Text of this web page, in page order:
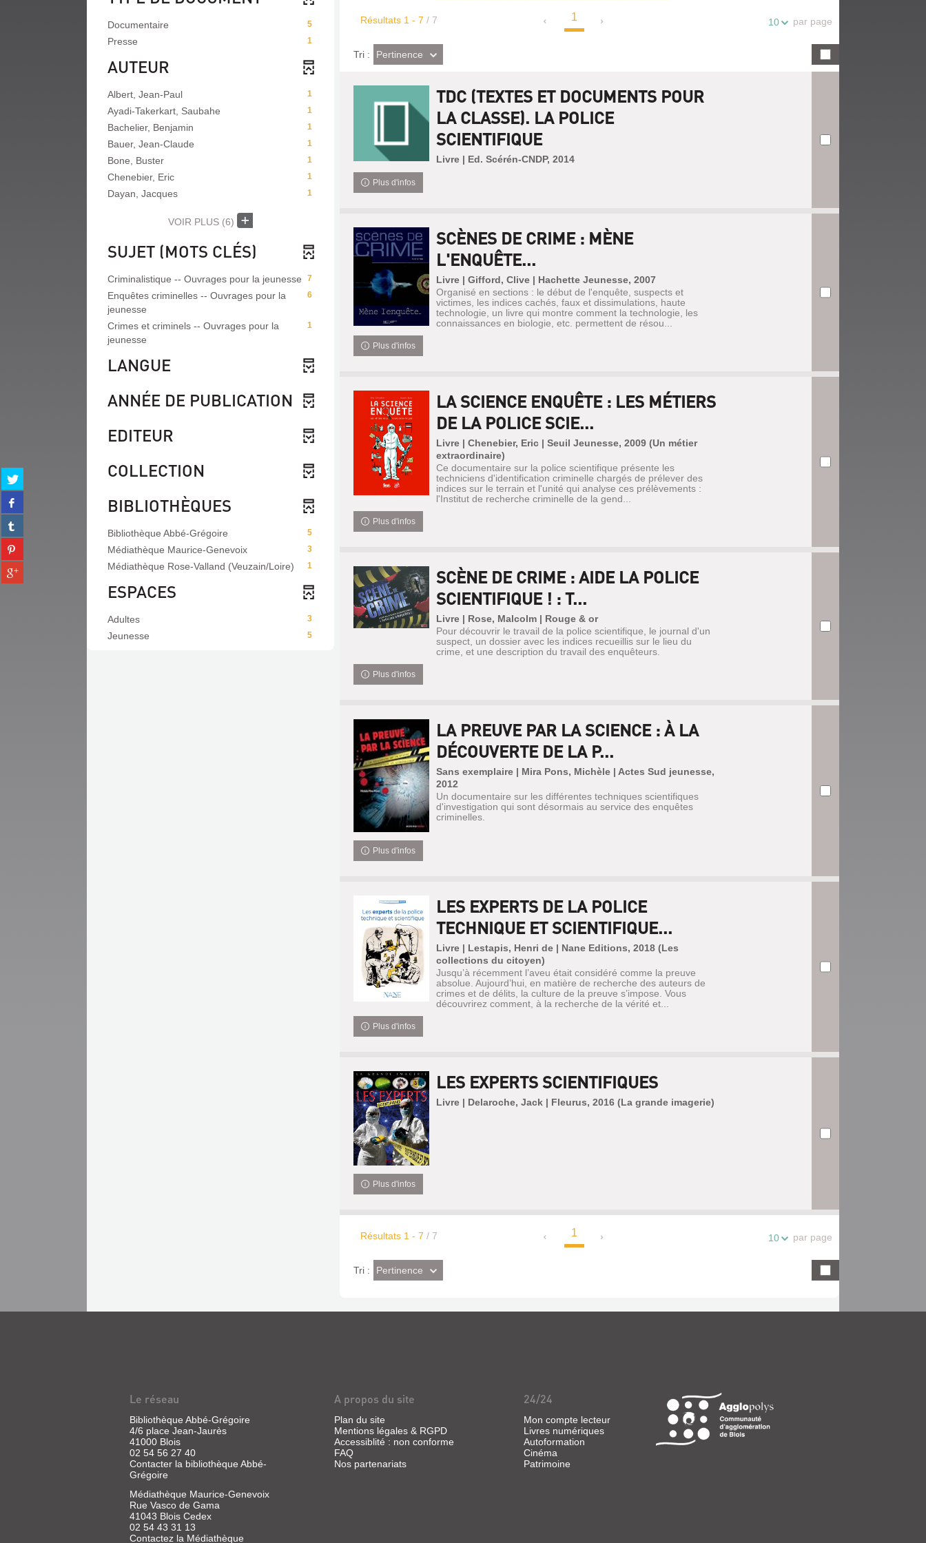
Partager
sur
twitter
(Nouvelle
fenêtre)
Partager
sur
facebook
(Nouvelle
fenêtre)
Partager
sur
tumblr
(Nouvelle
fenêtre)
Partager
sur
pinterest
(Nouvelle
Partager
sur
Résultats 1 - 7 / 7 1 10 par page
Tri :(Effet
imédiat)
Pertinence
TDC (TEXTES ET DOCUMENTS POUR
LA CLASSE). LA POLICE
SCIENTIFIQUE
Livre | Ed. Scérén-CNDP, 2014
Plus d'infos
SCÈNES DE CRIME : MÈNE
L'ENQUÊTE...
Livre | Gifford, Clive | Hachette Jeunesse, 2007
Organisé en sections : le début de l'enquête, suspects et
victimes, les indices cachés, faux et dissimulations, haute
technologie, un livre qui montre comment la technologie, les
connaissances en biologie, etc. permettent de résou...
Plus d'infos
LA SCIENCE ENQUÊTE : LES MÉTIERS
DE LA POLICE SCIE...
Livre | Chenebier, Eric | Seuil Jeunesse, 2009 (Un métier
extraordinaire)
Ce documentaire sur la police scientifique présente les
techniciens d'identification criminelle chargés de prélever des
indices sur le terrain et l'unité qui analyse ces prélèvements :
l'Institut de recherche criminelle de la gend...
Plus d'infos
SCÈNE DE CRIME : AIDE LA POLICE
SCIENTIFIQUE ! : T...
Livre | Rose, Malcolm | Rouge & or
Pour découvrir le travail de la police scientifique, le journal d'un
suspect, un dossier avec les indices recueillis sur le lieu du
crime, et une description du travail des enquêteurs.
Plus d'infos
LA PREUVE PAR LA SCIENCE : À LA
DÉCOUVERTE DE LA P...
Sans exemplaire | Mira Pons, Michèle | Actes Sud jeunesse,
2012
Un documentaire sur les différentes techniques scientifiques
d'investigation qui sont désormais au service des enquêtes
criminelles.
Plus d'infos
LES EXPERTS DE LA POLICE
TECHNIQUE ET SCIENTIFIQUE...
Livre | Lestapis, Henri de | Nane Editions, 2018 (Les
collections du citoyen)
Jusqu’à récemment l’aveu était considéré comme la preuve
absolue. Aujourd’hui, en matière de recherche des auteurs de
crimes et de délits, la culture de la preuve s’impose. Vous
découvrirez comment, à la recherche de la vérité et...
Plus d'infos
LES EXPERTS SCIENTIFIQUES
Livre | Delaroche, Jack | Fleurus, 2016 (La grande imagerie)
Plus d'infos
Résultats 1 - 7 / 7 1 10 par page
Tri :(Effet
imédiat)
Pertinence
5
Documentaire
1
Presse
AUTEUR
1
Albert, Jean-Paul
1
Ayadi-Takerkart, Saubahe
1
Bachelier, Benjamin
1
Bauer, Jean-Claude
1
Bone, Buster
1
Chenebier, Eric
1
Dayan, Jacques
VOIR PLUS (6)
SUJET (MOTS CLÉS)
7
Criminalistique -- Ouvrages pour la jeunesse
6
Enquêtes criminelles -- Ouvrages pour la
jeunesse
1
Crimes et criminels -- Ouvrages pour la
jeunesse
LANGUE
ANNÉE DE PUBLICATION
EDITEUR
COLLECTION
BIBLIOTHÈQUES
5
Bibliothèque Abbé-Grégoire
3
Médiathèque Maurice-Genevoix
1
Médiathèque Rose-Valland (Veuzain/Loire)
ESPACES
3
Adultes
5
Jeunesse
Le réseau
Bibliothèque Abbé-Grégoire
4/6 place Jean-Jaurès
41000 Blois
02 54 56 27 40
Contacter la bibliothèque Abbé-
Grégoire
Médiathèque Maurice-Genevoix
Rue Vasco de Gama
41043 Blois Cedex
02 54 43 31 13
Contactez la Médiathèque
A propos du site
Plan du site
Mentions légales & RGPD
Accessiblité : non conforme
FAQ
Nos partenariats
24/24
Mon compte lecteur
Livres numériques
Autoformation
Cinéma
Patrimoine